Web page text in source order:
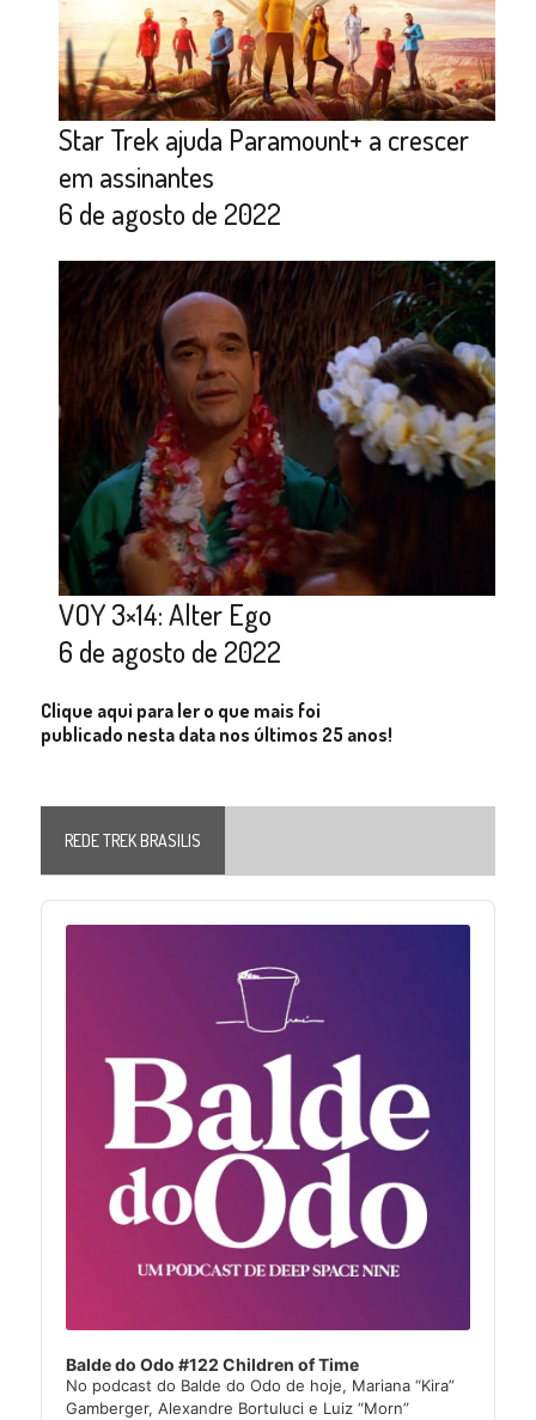
Star Trek ajuda Paramount+ a crescer
em assinantes
6 de agosto de 2022
VOY 3×14: Alter Ego
6 de agosto de 2022
Clique aqui para ler o que mais foi
publicado nesta data nos últimos 25 anos!
REDE TREK BRASILIS
Audio
Player
Balde do Odo #122 Children of Time
No podcast do Balde do Odo de hoje, Mariana “Kira”
Gamberger, Alexandre Bortuluci e Luiz “Morn”